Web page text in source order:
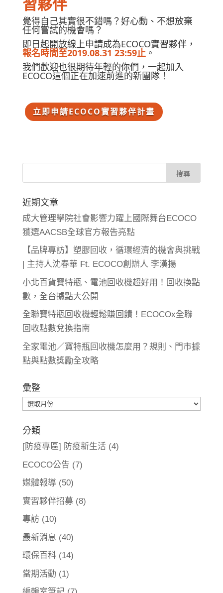
覺得自己其實很不錯嗎？好心動、不想放棄
任何嘗試的機會嗎？
即日起開放線上申請成為ECOCO實習夥伴，
報名時間至2019.08.31 23:59止。
我們歡迎也很期待年輕的你們，一起加入
ECOCO這個正在加速前進的新團隊！
立即申請ECOCO實習夥伴計畫
近期文章
成大管理學院社會影響力躍上國際舞台ECOCO
獲選AACSB全球官方報告亮點
【品牌專訪】塑膠回收，循環經濟的機會與挑戰
| 主持人沈春華 Ft. ECOCO創辦人 李漢揚
小北百貨寶特瓶、電池回收機超好用！回收換點
數，全台據點大公開
全聯寶特瓶回收機輕鬆賺回饋！ECOCOx全聯
回收點數兌換指南
全家電池／寶特瓶回收機怎麼用？規則、門市據
點與點數獎勵全攻略
彙整
彙
分類
[防疫專區] 防疫新生活(4)
ECOCO公告 (7)
媒體報導 (50)
實習夥伴招募(8)
專訪(10)
最新消息 (40)
環保百科(14)
當期活動 (1)